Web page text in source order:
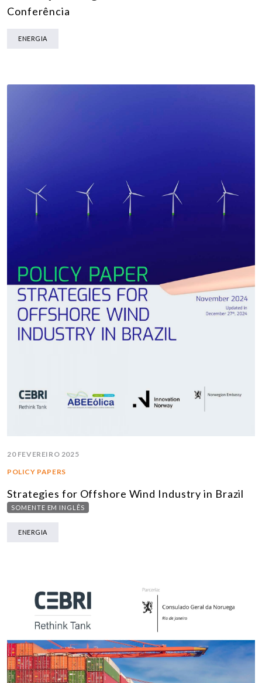
Conferência
ENERGIA
20 FEVEREIRO 2025
POLICY PAPERS
Strategies for Offshore Wind Industry in Brazil
SOMENTE EM INGLÊS
ENERGIA